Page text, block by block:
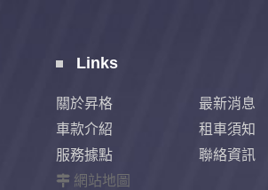
Links
關於昇格
最新消息
車款介紹
租車須知
服務據點
聯絡資訊
網站地圖